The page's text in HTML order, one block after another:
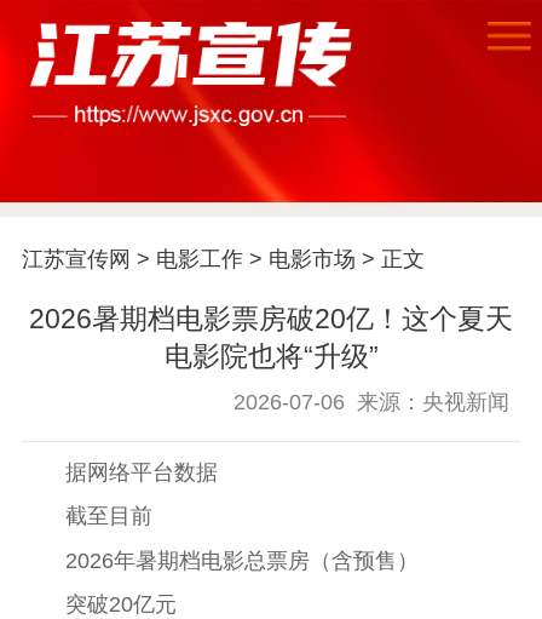
江苏宣传网 > 电影工作> 电影市场 > 正文
2026暑期档电影票房破20亿！这个夏天
电影院也将“升级”
2026-07-06 来源：央视新闻
据网络平台数据
截至目前
2026年暑期档电影总票房（含预售）
突破20亿元